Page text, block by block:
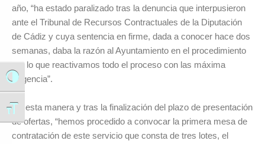
Alternar alto contraste
Alternar tamaño de letra
año, “ha estado paralizado tras la denuncia que interpusieron
ante el Tribunal de Recursos Contractuales de la Diputación
de Cádiz y cuya sentencia en firme, dada a conocer hace dos
semanas, daba la razón al Ayuntamiento en el procedimiento
por lo que reactivamos todo el proceso con las máxima
diligencia”.
De esta manera y tras la finalización del plazo de presentación
de ofertas, “hemos procedido a convocar la primera mesa de
contratación de este servicio que consta de tres lotes, el